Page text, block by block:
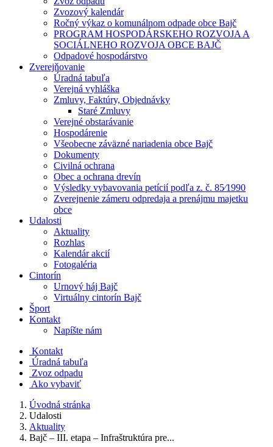
Zvozový kalendár
Ročný výkaz o komunálnom odpade obce Bajč
PROGRAM HOSPODÁRSKEHO ROZVOJA A
SOCIÁLNEHO ROZVOJA OBCE BAJČ
Odpadové hospodárstvo
Zverejňovanie
Úradná tabuľa
Verejná vyhláška
Zmluvy, Faktúry, Objednávky
Staré Zmluvy
Verejné obstarávanie
Hospodárenie
Všeobecne záväzné nariadenia obce Bajč
Dokumenty
Civilná ochrana
Obec a ochrana drevín
Výsledky vybavovania petícií podľa z. č. 85⁄1990
Zverejnenie zámeru odpredaja a prenájmu majetku
obce
Udalosti
Aktuality
Rozhlas
Kalendár akcií
Fotogaléria
Cintorín
Urnový háj Bajč
Virtuálny cintorín Bajč
Šport
Kontakt
Napíšte nám
Kontakt
Úradná tabuľa
Zvoz odpadu
Ako vybaviť
Úvodná stránka
Udalosti
Aktuality
Bajč – III. etapa – Infraštruktúra pre...